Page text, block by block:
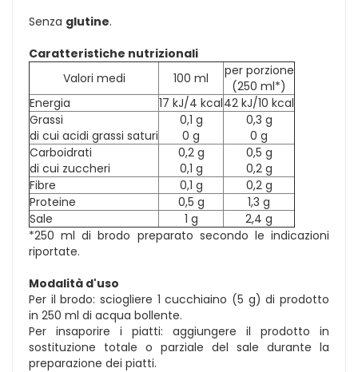
Senza glutine.
Caratteristiche nutrizionali
Valori medi
100 ml
per porzione
(250 ml*)
Energia
17 kJ/4 kcal42 kJ/10 kcal
Grassi
di cui acidi grassi saturi
0,1 g
0 g
0,3 g
0 g
Carboidrati
di cui zuccheri
0,2 g
0,1 g
0,5 g
0,2 g
Fibre
0,1 g
0,2 g
Proteine
0,5 g
1,3 g
Sale
1 g
2,4 g
*250 ml di brodo preparato secondo le indicazioni
riportate.
Modalità d'uso
Per il brodo: sciogliere 1 cucchiaino (5 g) di prodotto
in 250 ml di acqua bollente.
Per insaporire i piatti: aggiungere il prodotto in
sostituzione totale o parziale del sale durante la
preparazione dei piatti.